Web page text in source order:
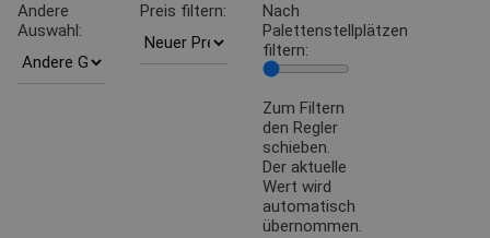
Andere
Auswahl:
Preis filtern:
Nach
Palettenstellplätzen
filtern:
Zum Filtern
den Regler
schieben.
Der aktuelle
Wert wird
automatisch
übernommen.